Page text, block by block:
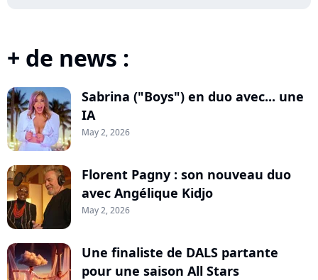
+ de news :
Sabrina ("Boys") en duo avec... une
IA
May 2, 2026
Florent Pagny : son nouveau duo
avec Angélique Kidjo
May 2, 2026
Une finaliste de DALS partante
pour une saison All Stars